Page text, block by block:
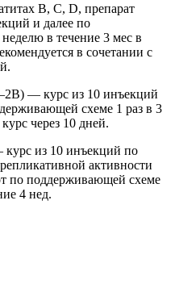
В, С, D, препарат
и далее по
в течение 3 мес в
в сочетании с
— курс из 10 инъекций
схеме 1 раз в 3
через 10 дней.
из 10 инъекций по
активности
по поддерживающей схеме
4 нед.